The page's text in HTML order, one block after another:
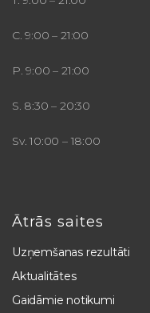
C. 9:00 – 21:00
P. 9:00 – 21:00
S. 8:30 – 20:30
Sv. 10:00 – 18:00
Ātrās saites
Uzņemšanas rezultāti
Aktualitātes
Gaidāmie notikumi